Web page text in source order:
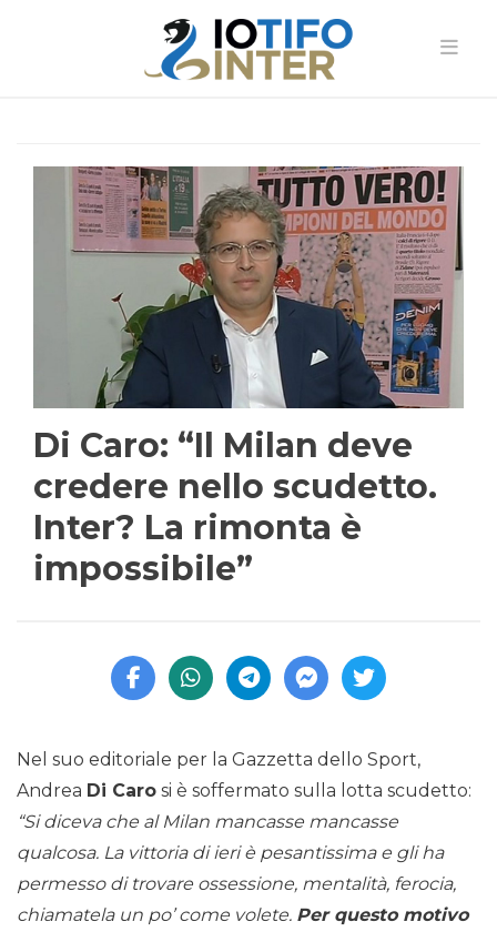
Di Caro: “Il Milan deve
credere nello scudetto.
Inter? La rimonta è
impossibile”
Nel suo editoriale per la Gazzetta dello Sport,
Andrea Di Caro si è soffermato sulla lotta scudetto:
“Si diceva che al Milan mancasse mancasse
qualcosa. La vittoria di ieri è pesantissima e gli ha
permesso di trovare ossessione, mentalità, ferocia,
chiamatela un po’ come volete. Per questo motivo